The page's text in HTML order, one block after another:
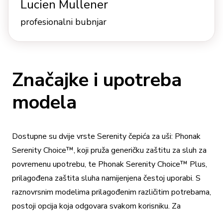
Lucien Mullener
profesionalni bubnjar
Značajke i upotreba
modela
Dostupne su dvije vrste Serenity čepića za uši: Phonak
Serenity Choice™, koji pruža generičku zaštitu za sluh za
povremenu upotrebu, te Phonak Serenity Choice™ Plus,
prilagođena zaštita sluha namijenjena čestoj uporabi. S
raznovrsnim modelima prilagođenim različitim potrebama,
postoji opcija koja odgovara svakom korisniku. Za